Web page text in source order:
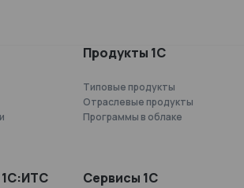
Продукты 1С
Типовые продукты
Отраслевые продукты
Программы в облаке
Сервисы 1С